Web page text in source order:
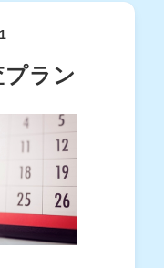
ラン